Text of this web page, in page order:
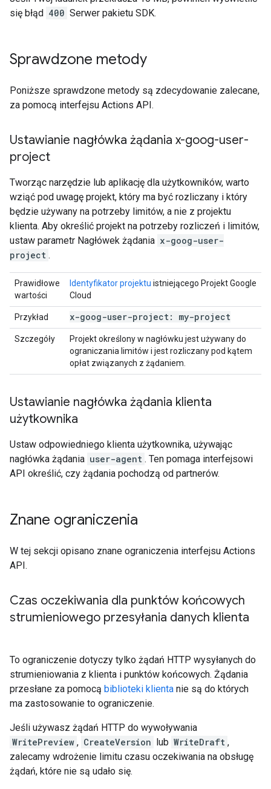
się błąd 400 Serwer pakietu SDK.
Sprawdzone metody
Poniższe sprawdzone metody są zdecydowanie zalecane,
za pomocą interfejsu Actions API.
Ustawianie nagłówka żądania x-goog-user-
project
Tworząc narzędzie lub aplikację dla użytkowników, warto
wziąć pod uwagę projekt, który ma być rozliczany i który
będzie używany na potrzeby limitów, a nie z projektu
klienta. Aby określić projekt na potrzeby rozliczeń i limitów,
ustaw parametr Nagłówek żądania x-goog-user-
project .
Prawidłowe
wartości
Identyfikator projektu istniejącego Projekt Google
Cloud
Przykład x-goog-user-project: my-project
Szczegóły
Projekt określony w nagłówku jest używany do
ograniczania limitów i jest rozliczany pod kątem
opłat związanych z żądaniem.
Ustawianie nagłówka żądania klienta
użytkownika
Ustaw odpowiedniego klienta użytkownika, używając
nagłówka żądania user-agent . Ten pomaga interfejsowi
API określić, czy żądania pochodzą od partnerów.
Znane ograniczenia
W tej sekcji opisano znane ograniczenia interfejsu Actions
API.
Czas oczekiwania dla punktów końcowych
strumieniowego przesyłania danych klienta
To ograniczenie dotyczy tylko żądań HTTP wysyłanych do
strumieniowania z klienta i punktów końcowych. Żądania
przesłane za pomocą biblioteki klienta nie są do których
ma zastosowanie to ograniczenie.
Jeśli używasz żądań HTTP do wywoływania
WritePreview , CreateVersion lub WriteDraft ,
zalecamy wdrożenie limitu czasu oczekiwania na obsługę
żądań, które nie są udało się.